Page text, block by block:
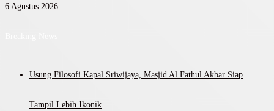
6 Agustus 2026
Usung Filosofi Kapal Sriwijaya, Masjid Al Fathul Akbar Siap
Tampil Lebih Ikonik